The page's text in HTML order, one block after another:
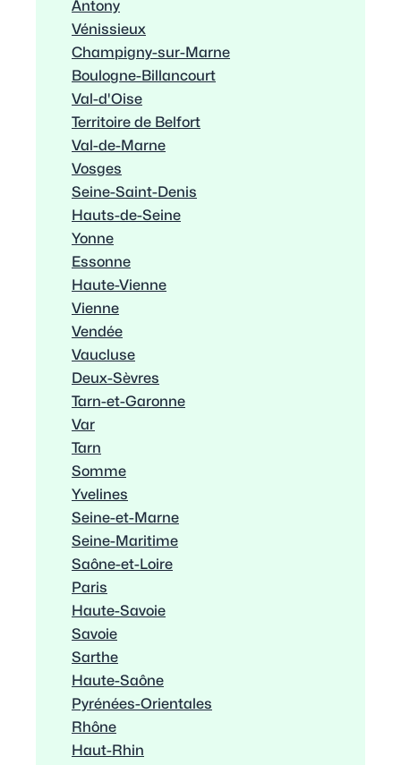
Antony
Vénissieux
Champigny-sur-Marne
Boulogne-Billancourt
Val-d'Oise
Territoire de Belfort
Val-de-Marne
Vosges
Seine-Saint-Denis
Hauts-de-Seine
Yonne
Essonne
Haute-Vienne
Vienne
Vendée
Vaucluse
Deux-Sèvres
Tarn-et-Garonne
Var
Tarn
Somme
Yvelines
Seine-et-Marne
Seine-Maritime
Saône-et-Loire
Paris
Haute-Savoie
Savoie
Sarthe
Haute-Saône
Pyrénées-Orientales
Rhône
Haut-Rhin